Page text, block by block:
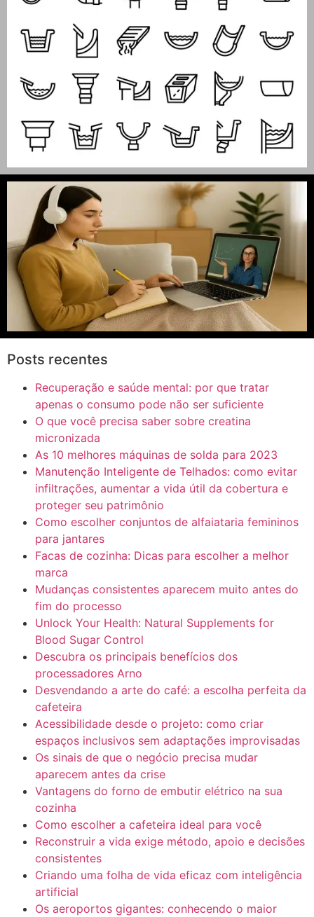
Posts recentes
Recuperação e saúde mental: por que tratar
apenas o consumo pode não ser suficiente
O que você precisa saber sobre creatina
micronizada
As 10 melhores máquinas de solda para 2023
Manutenção Inteligente de Telhados: como evitar
infiltrações, aumentar a vida útil da cobertura e
proteger seu patrimônio
Como escolher conjuntos de alfaiataria femininos
para jantares
Facas de cozinha: Dicas para escolher a melhor
marca
Mudanças consistentes aparecem muito antes do
fim do processo
Unlock Your Health: Natural Supplements for
Blood Sugar Control
Descubra os principais benefícios dos
processadores Arno
Desvendando a arte do café: a escolha perfeita da
cafeteira
Acessibilidade desde o projeto: como criar
espaços inclusivos sem adaptações improvisadas
Os sinais de que o negócio precisa mudar
aparecem antes da crise
Vantagens do forno de embutir elétrico na sua
cozinha
Como escolher a cafeteira ideal para você
Reconstruir a vida exige método, apoio e decisões
consistentes
Criando uma folha de vida eficaz com inteligência
artificial
Os aeroportos gigantes: conhecendo o maior